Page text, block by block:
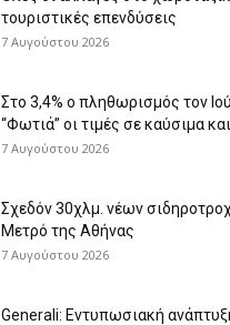
τουριστικές επενδύσεις
7 Αυγούστου 2026
Στο 3,4% ο πληθωρισμός τον
“Φωτιά” οι τιμές σε καύσιμα
7 Αυγούστου 2026
Σχεδόν 30χλμ. νέων
Μετρό της Αθήνας
7 Αυγούστου 2026
Generali: Eντυπωσιακή